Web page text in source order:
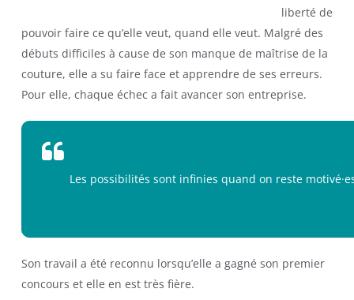
liberté de
pouvoir faire ce qu’elle veut, quand elle veut. Malgré des
débuts difficiles à cause de son manque de maîtrise de la
couture, elle a su faire face et apprendre de ses erreurs.
Pour elle, chaque échec a fait avancer son entreprise.
Les possibilités sont infinies quand on reste
Son travail a été reconnu lorsqu’elle a gagné son premier
concours et elle en est très fière.